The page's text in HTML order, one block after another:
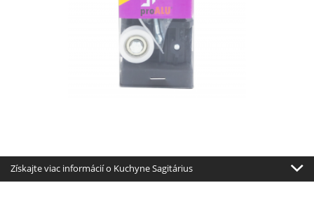
Získajte viac informácií o Kuchyne Sagitárius